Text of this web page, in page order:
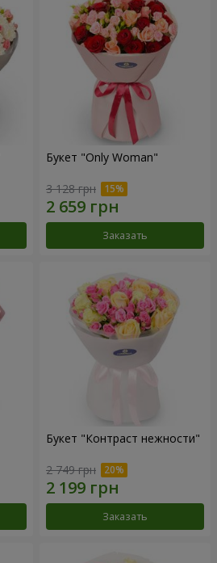
Букет "Only Woman"
3 128 грн
Заказать
Букет "Контраст нежности"
2 749 грн
Заказать